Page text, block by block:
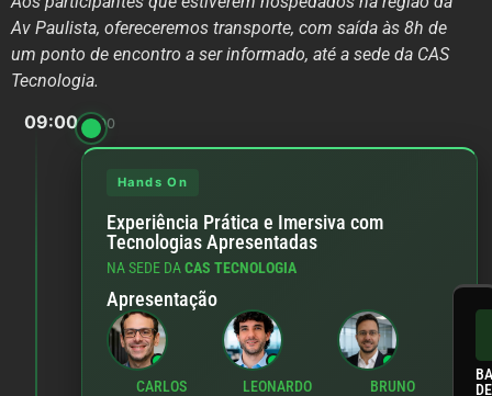
Av Paulista, ofereceremos transporte, com saída às 8h de
um ponto de encontro a ser informado, até a sede da CAS
Tecnologia.
09:0013:00
Hands On
Experiência Prática e Imersiva com
Tecnologias Apresentadas
NA SEDE DACAS TECNOLOGIA
Apresentação
CARLOS
LEONARDO
BRUNO
DE